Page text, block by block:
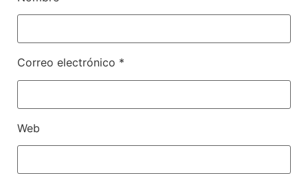
Correo electrónico *
Web